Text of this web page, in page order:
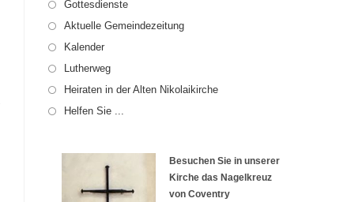
Gottesdienste
Aktuelle Gemeindezeitung
Kalender
Lutherweg
Heiraten in der Alten Nikolaikirche
Helfen Sie ...
Besuchen Sie in unserer
Kirche das Nagelkreuz
von Coventry